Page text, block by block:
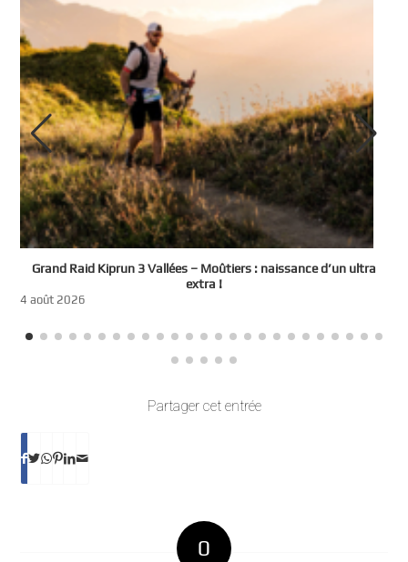
Grand Raid Kiprun 3 Vallées – Moûtiers : naissance d’un ultra
extra !
4 août 2026
Partager cet entrée
0